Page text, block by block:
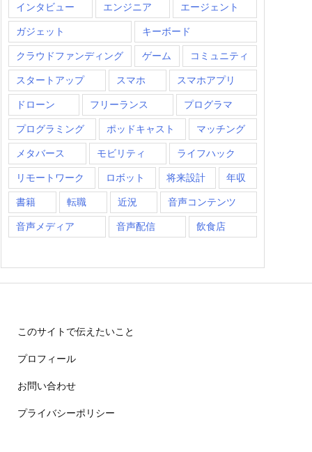
インタビュー エンジニア エージェント
ガジェット キーボード
クラウドファンディング ゲーム コミュニティ
スタートアップ スマホ スマホアプリ
ドローン フリーランス プログラマ
プログラミング ポッドキャスト マッチング
メタバース モビリティ ライフハック
リモートワーク ロボット 将来設計 年収
書籍 転職 近況 音声コンテンツ
音声メディア 音声配信 飲食店
このサイトで伝えたいこと
プロフィール
お問い合わせ
プライバシーポリシー